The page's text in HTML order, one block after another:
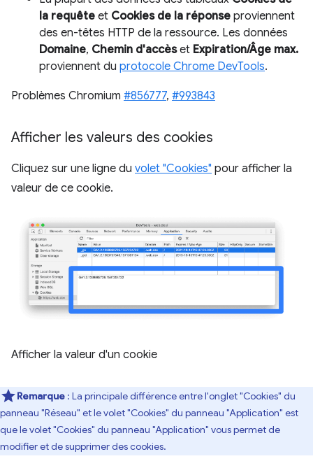
la requête et Cookies de la réponse proviennent
des en-têtes HTTP de la ressource. Les données
Domaine, Chemin d'accèset Expiration/Âge max.
proviennent du protocole Chrome DevTools.
Problèmes Chromium #856777, #993843
Afficher les valeurs des cookies
Cliquez sur une ligne du volet "Cookies" pour afficher la
valeur de ce cookie.
Afficher la valeur d'un cookie
Remarque : La principale différence entre l'onglet "Cookies" du
panneau "Réseau" et le volet "Cookies" du panneau "Application" est
que le volet "Cookies" du panneau "Application" vous permet de
modifier et de supprimer des cookies.